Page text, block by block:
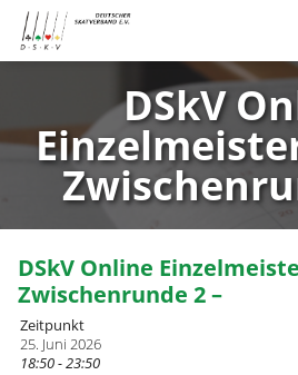
DSkV
DSkV Online
Zwischenrunde 2 –
Zeitpunkt
25. Juni 2026
18:50 - 23:50